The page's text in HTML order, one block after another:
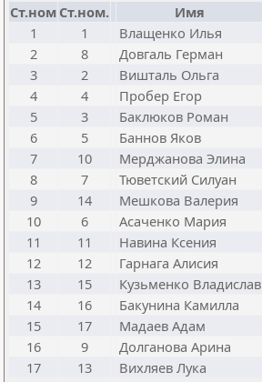
Ст.ном Ст.ном. Имя
1
1 Влащенко Илья
2
8 Довгаль Герман
3
2 Вишталь Ольга
4
4 Пробер Егор
5
3 Баклюков Роман
6
5 Баннов Яков
7
10 Мерджанова Элина
8
7 Тюветский Силуан
9
14 Мешкова Валерия
10
6 Асаченко Мария
11
11 Навина Ксения
12
12 Гарнага Алисия
13
15 Кузьменко Владислав
14
16 Бакунина Камилла
15
17 Мадаев Адам
16
9 Долганова Арина
17
13 Вихляев Лука